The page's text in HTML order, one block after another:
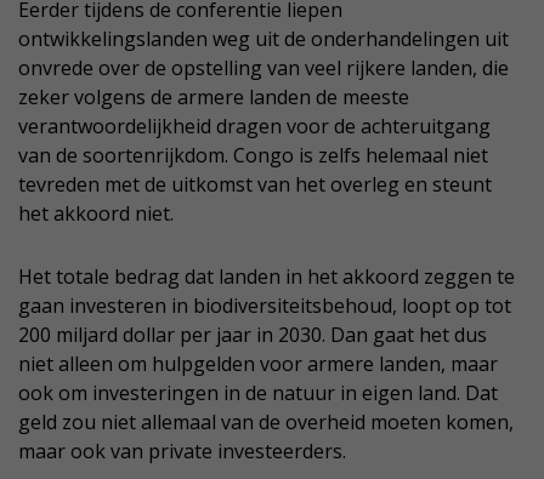
Eerder tijdens de conferentie liepen
ontwikkelingslanden weg uit de onderhandelingen uit
onvrede over de opstelling van veel rijkere landen, die
zeker volgens de armere landen de meeste
verantwoordelijkheid dragen voor de achteruitgang
van de soortenrijkdom. Congo is zelfs helemaal niet
tevreden met de uitkomst van het overleg en steunt
het akkoord niet.
Het totale bedrag dat landen in het akkoord zeggen te
gaan investeren in biodiversiteitsbehoud, loopt op tot
200 miljard dollar per jaar in 2030. Dan gaat het dus
niet alleen om hulpgelden voor armere landen, maar
ook om investeringen in de natuur in eigen land. Dat
geld zou niet allemaal van de overheid moeten komen,
maar ook van private investeerders.